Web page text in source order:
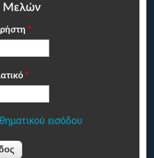
Μελών
*
*
εισόδου